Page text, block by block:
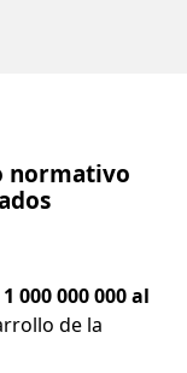
normativo
1 000 000 000 al
de la